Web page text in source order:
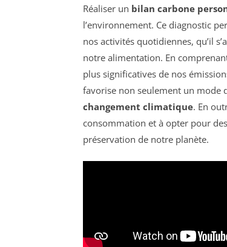
Réaliser un bilan carbone
l’environnement. Ce diagnostic
nos activités quotidiennes, qu’il
notre alimentation. En
plus significatives de nos
favorise non seulement un mode
changement climatique. En
consommation et à opter pour
préservation de notre planète.